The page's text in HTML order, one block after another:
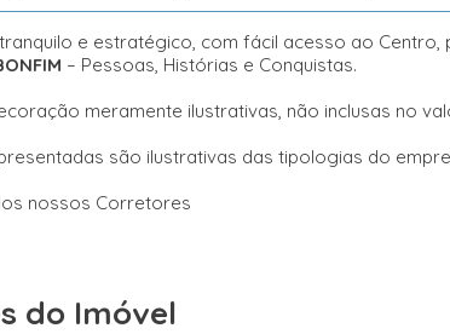
e estratégico, com fácil acesso ao
– Pessoas, Histórias e Conquistas.
meramente ilustrativas, não inclusas no
são ilustrativas das tipologias do
nossos Corretores
do Imóvel